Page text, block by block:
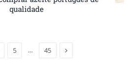
qualidade
5 … 45 Próxima